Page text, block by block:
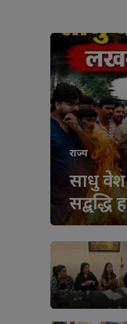
राज्य
साधु वेश